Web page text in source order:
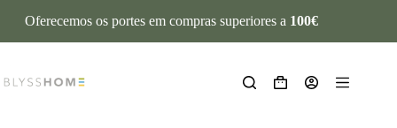
Oferecemos os portes em compras superiores a 100€